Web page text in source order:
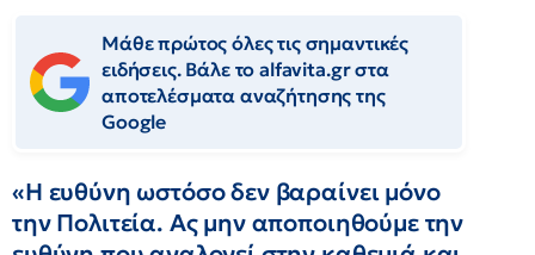
Μάθε πρώτος όλες τις σημαντικές
ειδήσεις. Βάλε το alfavita.gr στα
αποτελέσματα αναζήτησης της
Google
«Η ευθύνη ωστόσο δεν βαραίνει μόνο
την Πολιτεία. Ας μην αποποιηθούμε την